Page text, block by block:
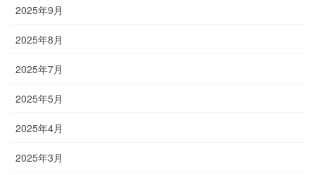
2025年9月
2025年8月
2025年7月
2025年5月
2025年4月
2025年3月